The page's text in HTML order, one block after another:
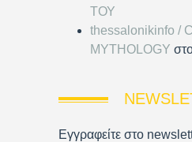
ΤΟΥ
thessalonikinfo /
MYTHOLOGY
Εγγραφείτε στο